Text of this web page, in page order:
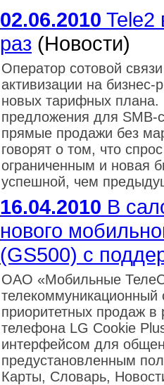
02.06.2010 Tele2
раз (Новости)
Оператор сотовой
активизации на
новых тарифных плана.
предложения для SMB-
прямые продажи без
говорят о том, что
ограниченным и новая
успешной, чем
16.04.2010 В
нового
(GS500) с
ОАО «Мобильные
телекоммуникационный
приоритетных продаж в
телефона LG Cookie
интерфейсом для
предустановленным
Карты, Словарь,